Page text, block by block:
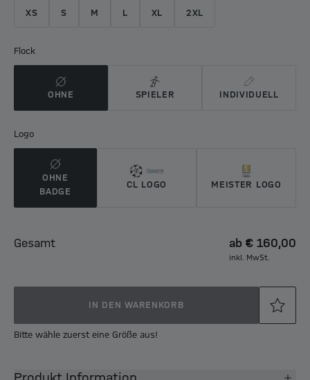
XS S M L XL 2XL
Flock
OHNE SPIELER INDIVIDUELL
Logo
OHNE
BADGE
CL LOGO MEISTER LOGO
Gesamt ab € 160,00
inkl. MwSt.
IN DEN WARENKORB
Bitte wähle zuerst eine Größe aus!